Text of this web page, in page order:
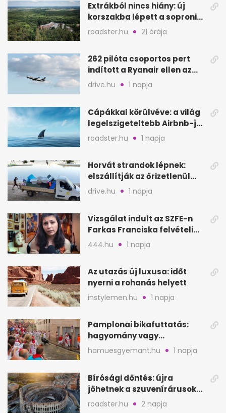
Extrákból nincs hiány: új
korszakba lépett a soproni
Fagus Hotel
roadster.hu 21 órája
262 pilóta csoportos pert
indított a Ryanair ellen az
Egyesült Királyságban
drive.hu 1 napja
Cápákkal körülvéve: a világ
legelszigeteltebb Airbnb-je
a nyílt tengeren
roadster.hu 1 napja
Horvát strandok lépnek:
elszállítják az őrizetlenül
hagyott törölközőket
drive.hu 1 napja
Vizsgálat indult az SZFE-n
Farkas Franciska felvételi
videója után
444.hu 1 napja
Az utazás új luxusa: időt
nyerni a rohanás helyett
instylemen.hu 1 napja
Pamplonai bikafuttatás:
hagyomány vagy
értelmetlen vérontás?
hamuesgyemant.hu 1 napja
Bírósági döntés: újra
jöhetnek a szuvenírárusok
Európa ikonikus helyére
roadster.hu 2 napja